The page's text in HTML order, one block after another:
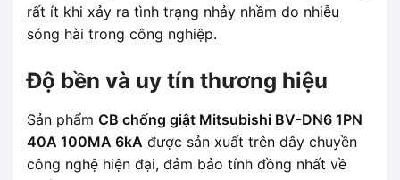
rất ít khi xảy ra tình trạng nhảy nhầm do nhiễu
sóng hài trong công nghiệp.
Độ bền và uy tín thương hiệu
Sản phẩm CB chống giật Mitsubishi BV-DN6 1PN
40A 100MA 6kA được sản xuất trên dây chuyền
công nghệ hiện đại, đảm bảo tính đồng nhất về